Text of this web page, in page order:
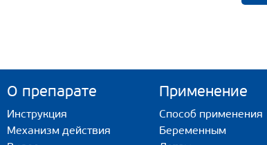
О препарате
Инструкция
Механизм действия
Применение
Способ применения
Беременным